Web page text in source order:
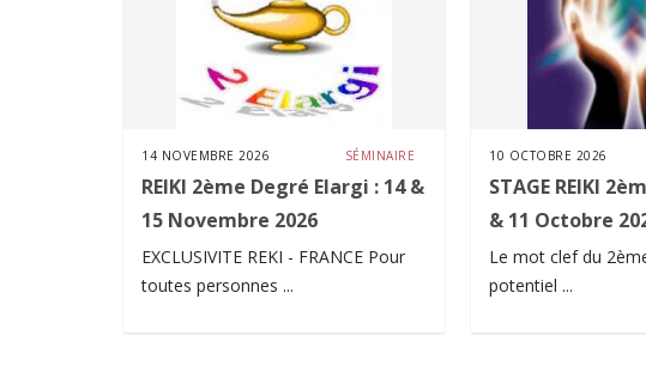
14 NOVEMBRE 2026 SÉMINAIRE
REIKI 2ème Degré Elargi : 14 &
15 Novembre 2026
EXCLUSIVITE REKI - FRANCE Pour
toutes personnes ...
10 OCTOBRE 2026
STAGE REIKI
& 11 Octobre
Le mot clef du
potentiel ...